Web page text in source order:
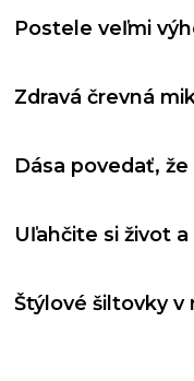
Postele veľmi
Zdravá črevná
Dása povedať,
Uľahčite si život
Štýlové šiltovky